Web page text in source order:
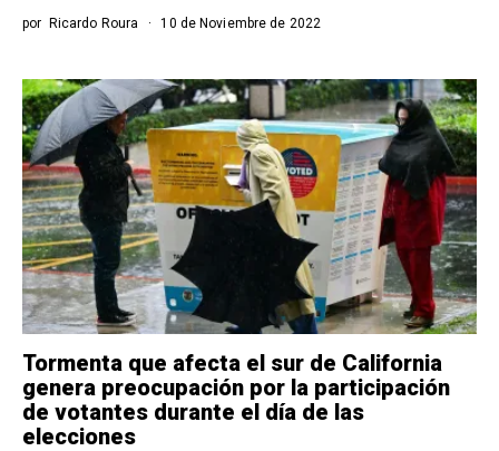
por Ricardo Roura 10 de Noviembre de 2022
Tormenta que afecta el sur de California
genera preocupación por la participación
de votantes durante el día de las
elecciones